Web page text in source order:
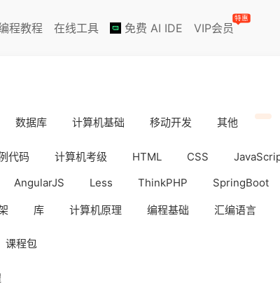
程教程 在线工具 免费 AI IDE VIP会员
特惠
数据库 计算机基础 移动开发 其他
代码 计算机考级 HTML CSS
AngularJS Less ThinkPHP SpringBoot
库 计算机原理 编程基础 汇编语言
iOS
课程包